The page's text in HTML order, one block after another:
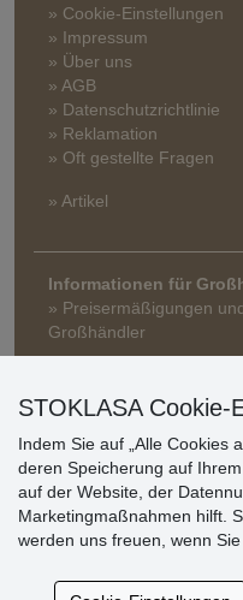
» Cookie-Einstellungen
» Impressum
» Über uns
» AGB
» Datenschutzrichtlinie
» Reklamation
» Oft gestellte Fragen
» Artikel
Informationen für
» Preisermäßigungen
Großhändler
STOKLASA Cookie-
Indem Sie auf „Alle Cookies
deren Speicherung auf
auf der Website, der
Marketingmaßnahmen hilft.
werden uns freuen, wenn